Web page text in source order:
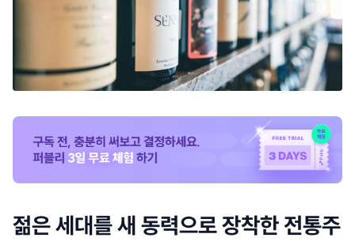
젊은 세대를 새 동력으로 장착한 전통주